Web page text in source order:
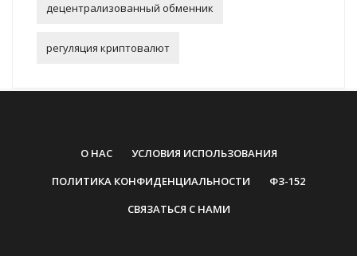
децентрализованный обменник
регуляция криптовалют
О НАС
УСЛОВИЯ ИСПОЛЬЗОВАНИЯ
ПОЛИТИКА КОНФИДЕНЦИАЛЬНОСТИ
ФЗ-152
СВЯЗАТЬСЯ С НАМИ